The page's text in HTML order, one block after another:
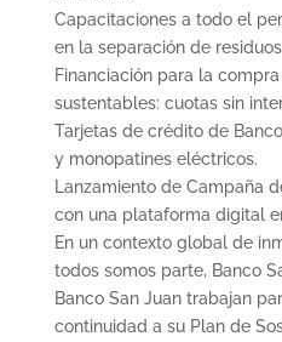
Capacitaciones a todo el
en la separación de
Financiación para la
sustentables: cuotas sin
Tarjetas de crédito de
y monopatines eléctricos.
Lanzamiento de Campaña
con una plataforma digital
En un contexto global de
todos somos parte, Banco
Banco San Juan trabajan
continuidad a su Plan de